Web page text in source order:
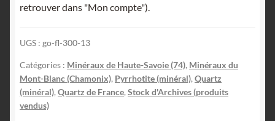
retrouver dans "Mon compte").
UGS : go-fl-300-13
Catégories : Minéraux de Haute-Savoie (74), Minéraux du
Mont-Blanc (Chamonix), Pyrrhotite (minéral), Quartz
(minéral), Quartz de France, Stock d'Archives (produits
vendus)